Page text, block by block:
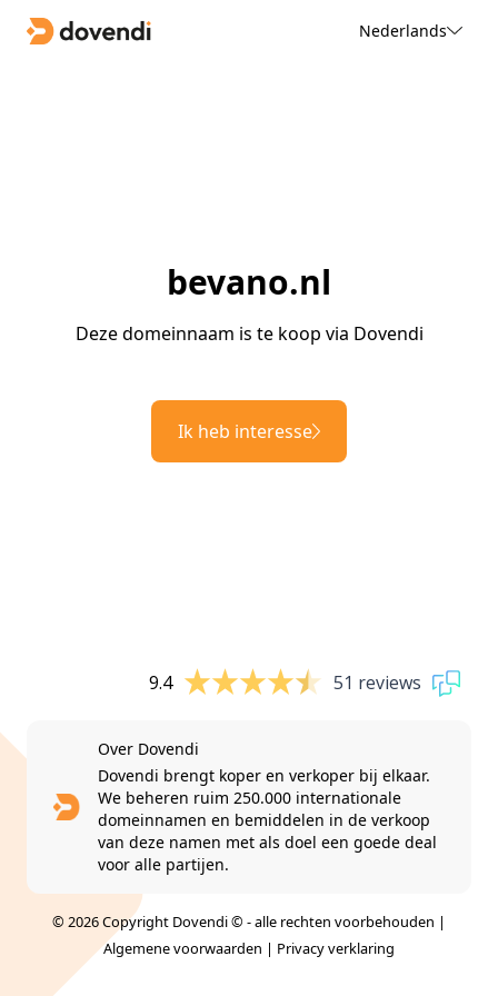
Nederlands
bevano.nl
Deze domeinnaam is te koop via Dovendi
Ik heb interesse
9.4 51 reviews
Over Dovendi
Dovendi brengt koper en verkoper bij elkaar.
We beheren ruim 250.000 internationale
domeinnamen en bemiddelen in de verkoop
van deze namen met als doel een goede deal
voor alle partijen.
© 2026 Copyright Dovendi © - alle rechten voorbehouden |
Algemene voorwaarden | Privacy verklaring